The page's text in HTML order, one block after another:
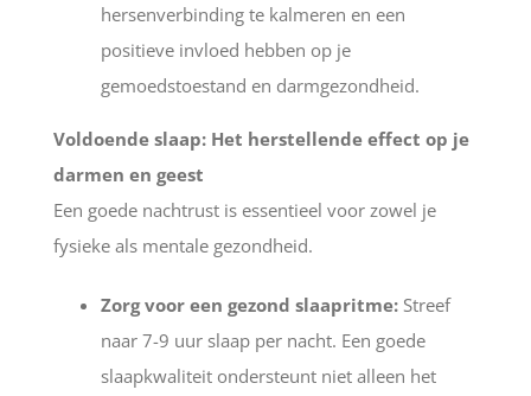
hersenverbinding te kalmeren en een
positieve invloed hebben op je
gemoedstoestand en darmgezondheid.
Voldoende slaap: Het herstellende effect op je
darmen en geest
Een goede nachtrust is essentieel voor zowel je
fysieke als mentale gezondheid.
Zorg voor een gezond slaapritme:Streef
naar 7-9 uur slaap per nacht. Een goede
slaapkwaliteit ondersteunt niet alleen het